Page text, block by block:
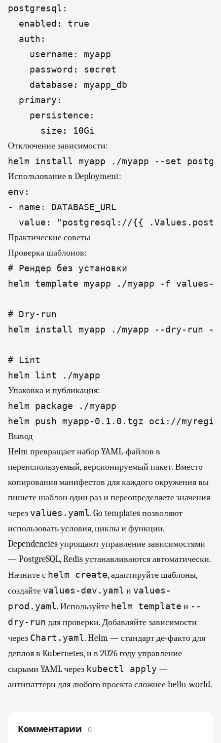
postgresql:
  enabled: true
  auth:
    username: myapp
    password: secret
    database: myapp_db
  primary:
    persistence:
      size: 10Gi
Отключение зависимости:
helm install myapp ./myapp --set
Использование в Deployment:
env:
- name: DATABASE_URL
value: "postgresql://{{
Практические советы
Проверка шаблонов:
# Рендер без установки
helm template myapp ./myapp -f values-
# Dry-run
helm install myapp ./myapp --dry-run --
# Lint
helm lint ./myapp
Упаковка и публикация:
helm package ./myapp
helm push myapp-0.1.0.tgz oci://
Вывод
Helm превращает набор YAML-файлов в
переиспользуемый, версионируемый пакет. Вместо
копирования манифестов для каждого окружения вы
пишете шаблон один раз и переопределяете значения
через values.yaml. Go templates позволяют
использовать условия, циклы и функции.
Dependencies упрощают управление зависимостями
— PostgreSQL, Redis устанавливаются автоматически.
Начните с helm create, адаптируйте шаблоны,
создайте values-dev.yaml и values-
prod.yaml. Используйте helm template и --
dry-run для проверки. Добавляйте зависимости
через Chart.yaml. Helm — стандарт де-факто для
деплоя в Kubernetes, и в 2026 году управление
сырыми YAML через kubectl apply —
антипаттерн для любого проекта сложнее hello-world.
Комментарии 0